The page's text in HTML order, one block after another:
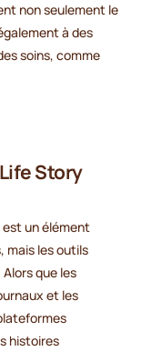
non seulement le
à des
soins, comme
Story
un élément
mais les outils
que les
et les
histoires